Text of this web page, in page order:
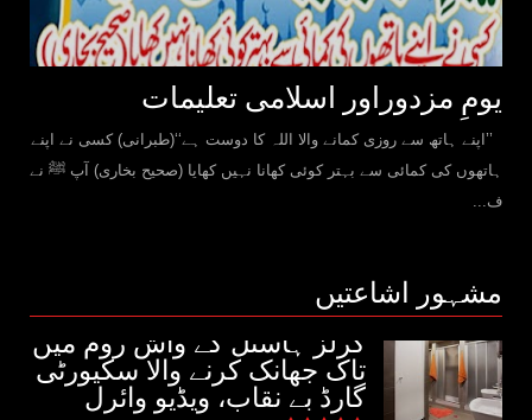
یومِ مزدوراور اسلامی تعلیمات
’’اپنے ہاتھ سے روزی کمانے والا اللہ کا دوست ہے‘‘(طبرانی) کسی نے اپنے
ہاتھوں کی کمائی سے بہتر کوئی کھانا نہیں کھایا (صحیح بخاری) آپ ﷺ نے
ف...
مشہور اشاعتیں
گرلز ہاسٹل کے واش روم میں
تاک جھانک کرنے والا سکیورٹی
گارڈ بے نقاب، ویڈیو وائرل